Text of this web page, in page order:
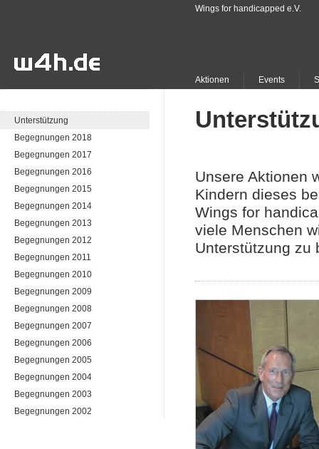
Wings for handicapped e.V.
Aktionen Events
Unterstützung
Begegnungen 2018
Begegnungen 2017
Begegnungen 2016
Begegnungen 2015
Begegnungen 2014
Begegnungen 2013
Begegnungen 2012
Begegnungen 2011
Begegnungen 2010
Begegnungen 2009
Begegnungen 2008
Begegnungen 2007
Begegnungen 2006
Begegnungen 2005
Begegnungen 2004
Begegnungen 2003
Begegnungen 2002
Unsere Aktionen
Kindern dieses
Wings for
viele Menschen
Unterstützung zu